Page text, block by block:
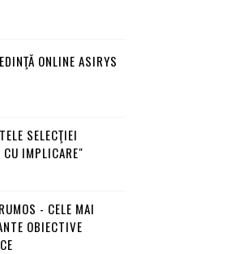
ONLINE ASIRYS
SELECŢIEI
CU IMPLICARE"
- CELE MAI
OBIECTIVE